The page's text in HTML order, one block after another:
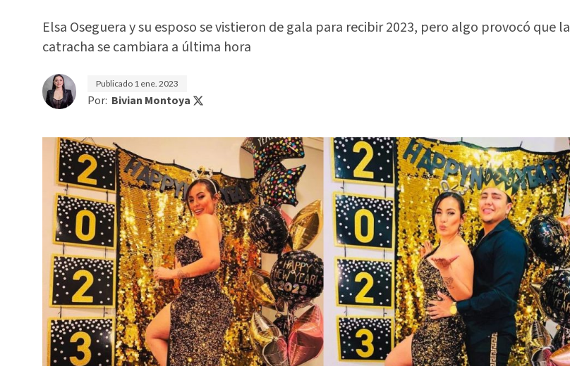
Elsa Oseguera y su esposo se vistieron de gala para recibir 2023, pero algo provocó que la
catracha se cambiara a última hora
Publicado 1 ene. 2023
Por: Bivian Montoya